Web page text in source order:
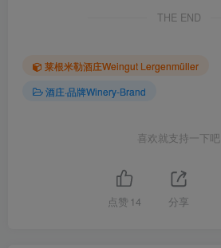
THE END
莱根米勒酒庄Weingut Lergenmüller
酒庄·品牌Winery-Brand
喜欢就支持一下吧
点赞 14 分享